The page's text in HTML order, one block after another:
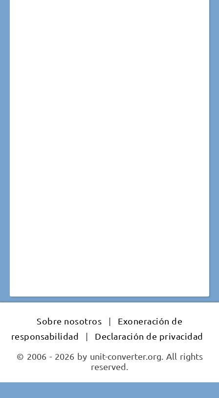
Sobre nosotros |
Exoneración de
responsabilidad
|
Declaración de privacidad
© 2006 - 2026 by unit-converter.org. All rights
reserved.